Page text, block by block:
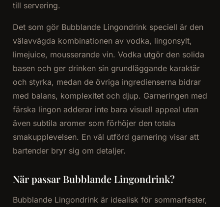
till servering.
Det som gör Bubblande Lingondrink speciell är den
välavvägda kombinationen av vodka, lingonsylt,
limejuice, mousserande vin. Vodka utgör den solida
basen och ger drinken sin grundläggande karaktär
och styrka, medan de övriga ingredienserna bidrar
med balans, komplexitet och djup. Garneringen med
färska lingon adderar inte bara visuell appeal utan
även subtila aromer som förhöjer den totala
smakupplevelsen. En väl utförd garnering visar att
bartender bryr sig om detaljer.
När passar Bubblande Lingondrink?
Bubblande Lingondrink är idealisk för sommarfester,